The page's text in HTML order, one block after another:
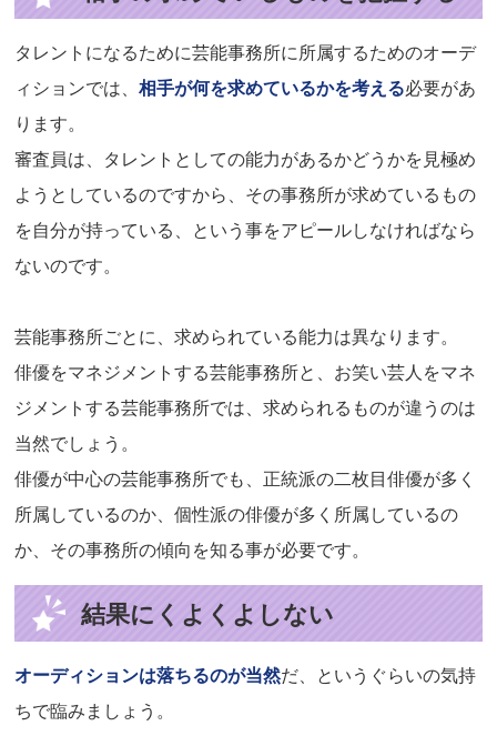
タレントになるために芸能事務所に所属するためのオーデ
ィションでは、相手が何を求めているかを考える必要があ
ります。
審査員は、タレントとしての能力があるかどうかを見極め
ようとしているのですから、その事務所が求めているもの
を自分が持っている、という事をアピールしなければなら
ないのです。
芸能事務所ごとに、求められている能力は異なります。
俳優をマネジメントする芸能事務所と、お笑い芸人をマネ
ジメントする芸能事務所では、求められるものが違うのは
当然でしょう。
俳優が中心の芸能事務所でも、正統派の二枚目俳優が多く
所属しているのか、個性派の俳優が多く所属しているの
か、その事務所の傾向を知る事が必要です。
結果にくよくよしない
オーディションは落ちるのが当然だ、というぐらいの気持
ちで臨みましょう。